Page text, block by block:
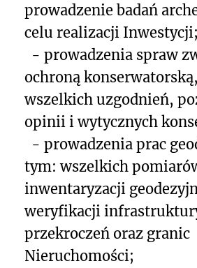
prowadzenie badań
celu realizacji Inwestycji;
- prowadzenia spraw
ochroną
wszelkich uzgodnień,
opinii i wytycznych
- prowadzenia prac
tym: wszelkich
inwentaryzacji
weryfikacji
przekroczeń oraz granic
Nieruchomości;